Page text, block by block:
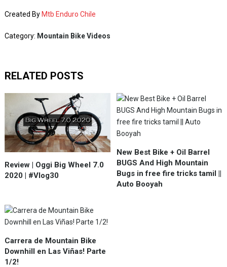
Created By Mtb Enduro Chile
Category: Mountain Bike Videos
RELATED POSTS
Review | Oggi Big Wheel 7.0
2020 | #Vlog30
New Best Bike + Oil Barrel
BUGS And High Mountain
Bugs in free fire tricks tamil ||
Auto Booyah
Carrera de Mountain Bike
Downhill en Las Viñas! Parte
1/2!